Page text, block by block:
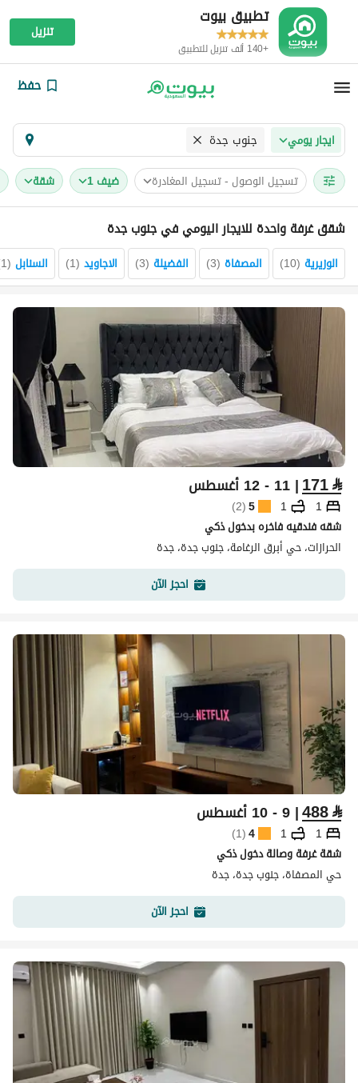
تطبيق بيوت
+140 ألف تنزيل للتطبيق
تنزيل
حفظ
ايجار يومي جنوب جدة
تسجيل الوصول - تسجيل المغادرة ضيف 1 شقة
شقق غرفة واحدة للايجار اليومي في جنوب جدة
الوزيرية (
10
) المصفاة (
3
) الفضيلة (
3
) الاجاويد (
1
) السنابل (
1
⃁
171| 11 - 12 أغسطس
1
1
5
(
2
)
شقه فندقيه فاخره بدخول ذكي
الحرازات، حي أبرق الرغامة، جنوب جدة، جدة
احجز الآن
⃁
488| 9 - 10 أغسطس
1
1
4
(
1
)
شقة غرفة وصالة دخول ذكي
حي المصفاة، جنوب جدة، جدة
احجز الآن